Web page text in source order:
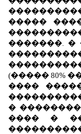
�����
�������. �
(����� 80%
����
�
���� �